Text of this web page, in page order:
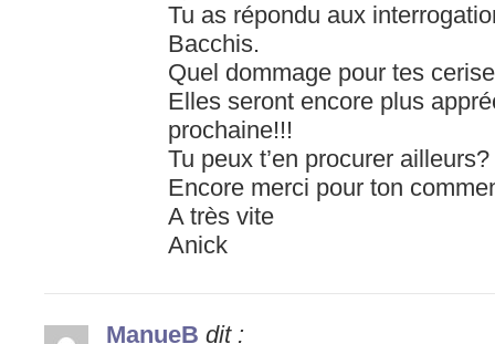
Tu as répondu aux
Bacchis.
Quel dommage pour tes
Elles seront encore plus
prochaine!!!
Tu peux t’en procurer ailleurs?
Encore merci pour ton
A très vite
Anick
ManueB dit :